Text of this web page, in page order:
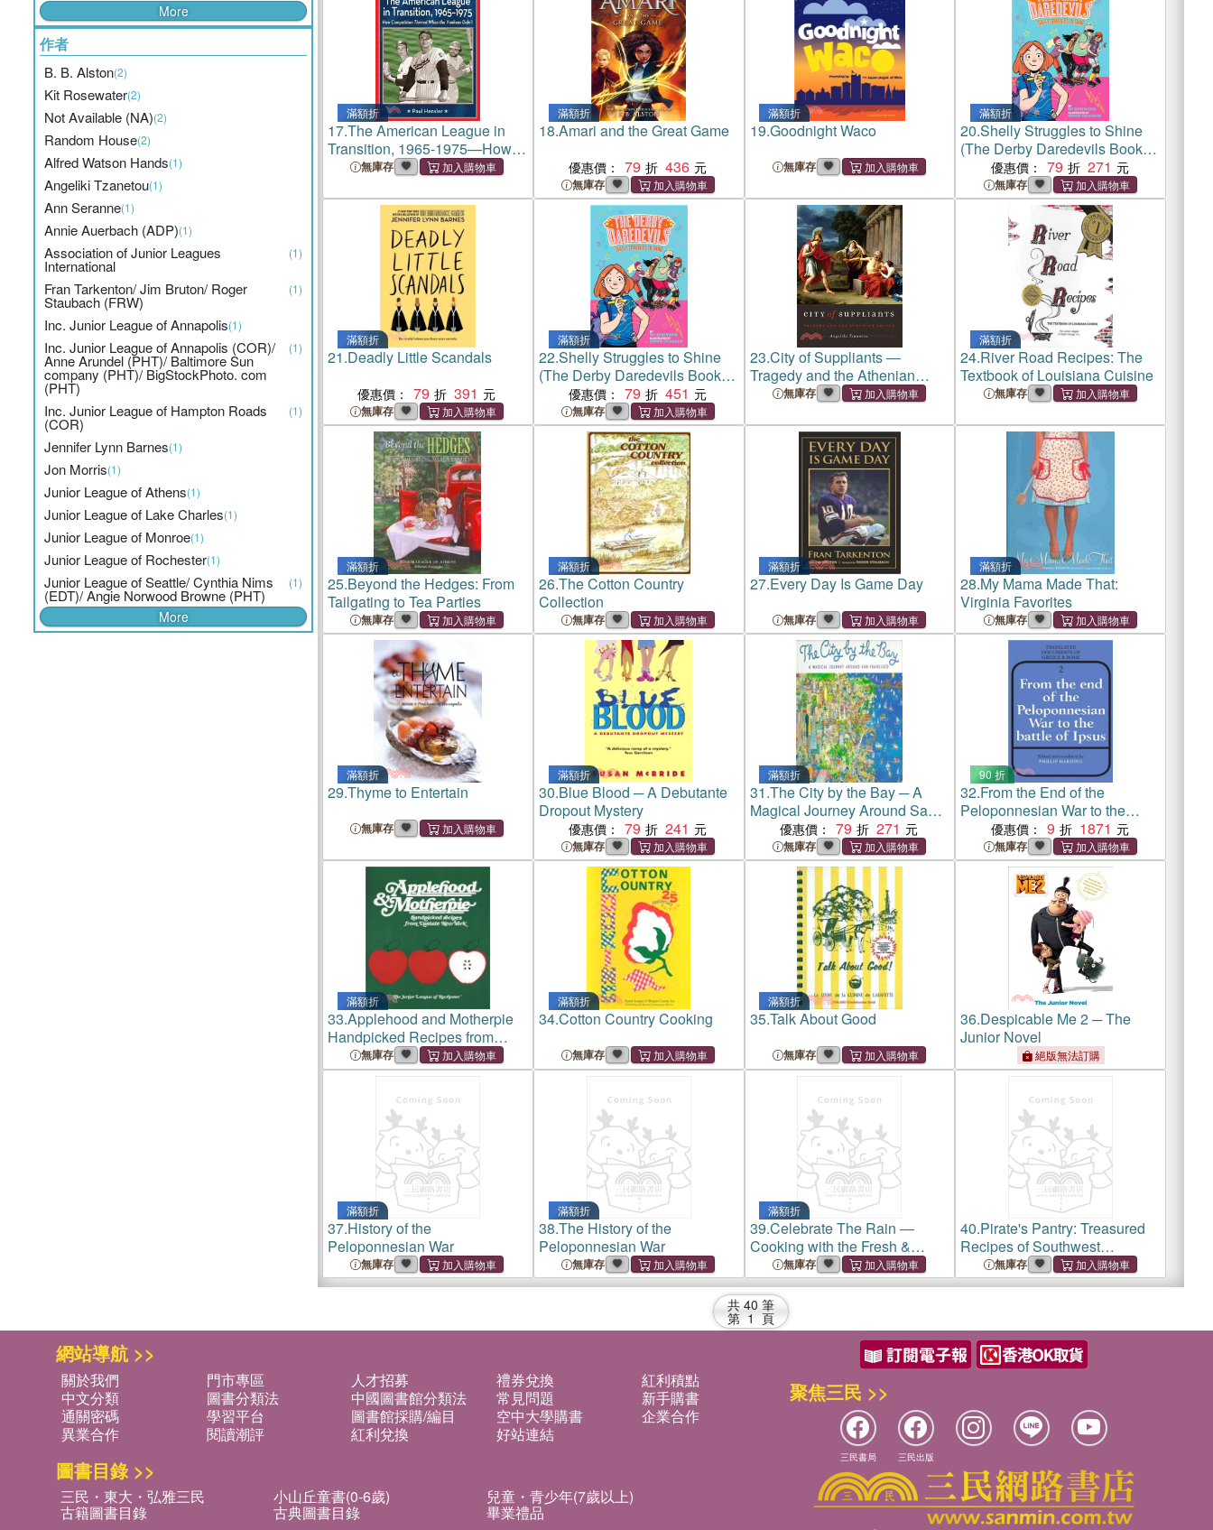
More
作者
B. B. Alston(2)
Kit Rosewater(2)
Not Available (NA)(2)
Random House(2)
Alfred Watson Hands(1)
Angeliki Tzanetou(1)
Ann Seranne(1)
Annie Auerbach (ADP)(1)
Association of Junior Leagues
International
(1)
Fran Tarkenton/ Jim Bruton/ Roger
Staubach (FRW)
(1)
Inc. Junior League of Annapolis(1)
Inc. Junior League of Annapolis (COR)/
Anne Arundel (PHT)/ Baltimore Sun
company (PHT)/ BigStockPhoto. com
(PHT)
(1)
Inc. Junior League of Hampton Roads
(COR)
(1)
Jennifer Lynn Barnes(1)
Jon Morris(1)
Junior League of Athens(1)
Junior League of Lake Charles(1)
Junior League of Monroe(1)
Junior League of Rochester(1)
Junior League of Seattle/ Cynthia Nims
(EDT)/ Angie Norwood Browne (PHT)
(1)
More
滿額折
17.The American League in
Transition, 1965-1975—How
Competition Thrived When the
無庫存
滿額折
18.Amari and the Great Game
優惠價： 79 436
無庫存
滿額折
19.Goodnight Waco
無庫存
滿額折
20.Shelly Struggles to Shine
(The Derby Daredevils Book
優惠價： 79 271
無庫存
滿額折
21.Deadly Little Scandals
優惠價： 79 391
無庫存
滿額折
22.Shelly Struggles to Shine
(The Derby Daredevils Book
優惠價： 79 451
無庫存
23.City of Suppliants ―
Tragedy and the Athenian
Empire無庫存
滿額折
24.River Road Recipes: The
Textbook of Louisiana Cuisine
無庫存
滿額折
25.Beyond the Hedges: From
Tailgating to Tea Parties
無庫存
滿額折
26.The Cotton Country
Collection
無庫存
滿額折
27.Every Day Is Game Day
無庫存
滿額折
28.My Mama Made That:
Virginia Favorites
無庫存
滿額折
29.Thyme to Entertain
無庫存
滿額折
30.Blue Blood ─ A Debutante
Dropout Mystery
優惠價： 79 241
無庫存
滿額折
31.The City by the Bay ─ A
Magical Journey Around San
Francisco
優惠價： 79 271
無庫存
90 折
32.From the End of the
Peloponnesian War to the
Battle of Ipsus
優惠價： 9 1871
無庫存
滿額折
33.Applehood and Motherpie
Handpicked Recipes from
Upstate New York:
Handpicked Recipes from
無庫存
滿額折
34.Cotton Country Cooking
無庫存
滿額折
35.Talk About Good
無庫存
36.Despicable Me 2 ─ The
Junior Novel
絕版無法訂購
滿額折
37.History of the
Peloponnesian War
無庫存
滿額折
38.The History of the
Peloponnesian War
無庫存
滿額折
39.Celebrate The Rain ―
Cooking with the Fresh &
Abundant Flavors of the Pacific
Northwest
無庫存
40.Pirate's Pantry: Treasured
Recipes of Southwest
Louisiana
無庫存
共 40 筆
第 1 頁
網站導航 >>
關於我們 門市專區 人才招募 禮券兌換
紅利積點
中文分類
圖書分類法 中國圖書館分類法 常見問題
新手購書
通關密碼
學習平台 圖書館採購/編目 空中大學購書
企業合作
異業合作
閱讀潮評 紅利兌換 好站連結
圖書目錄 >>
三民・東大・弘雅三民 小山丘童書(0-6歲) 兒童・青少年(7歲以上)
古籍圖書目錄 古典圖書目錄 畢業禮品
聚焦三民 >>
三民書局 三民出版